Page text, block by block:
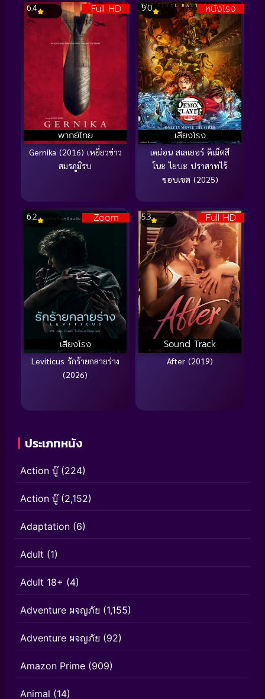
Full HD
พากย์ไทย
6.4
Gernika (2016) เหยี่ยวข่าว
สมรภูมิรบ
หนังโรง
เสียงโรง
9.0
เดม่อน สเลเยอร์ คิเม็ตสึ
โนะ ไยบะ ปราสาทไร้
ขอบเขต (2025)
Zoom
เสียงโรง
6.2
Leviticus รักร้ายกลายร่าง
(2026)
Full HD
Sound Track
5.3
After (2019)
ประเภทหนัง
Action บู๊(224)
Action บู๊(2,152)
Adaptation (6)
Adult (1)
Adult 18+ (4)
Adventure ผจญภัย (1,155)
Adventure ผจญภัย (92)
Amazon Prime (909)
Animal (14)